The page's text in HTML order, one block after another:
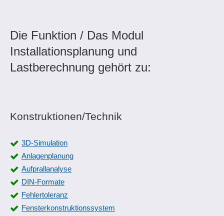
Die Funktion / Das Modul
Installationsplanung und
Lastberechnung gehört zu:
Konstruktionen/Technik
3D-Simulation
Anlagenplanung
Aufprallanalyse
DIN-Formate
Fehlertoleranz
Fensterkonstruktionssystem